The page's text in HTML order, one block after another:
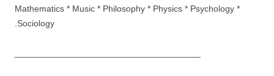
Mathematics * Music * Philosophy * Physics * Psychology *
Sociology.